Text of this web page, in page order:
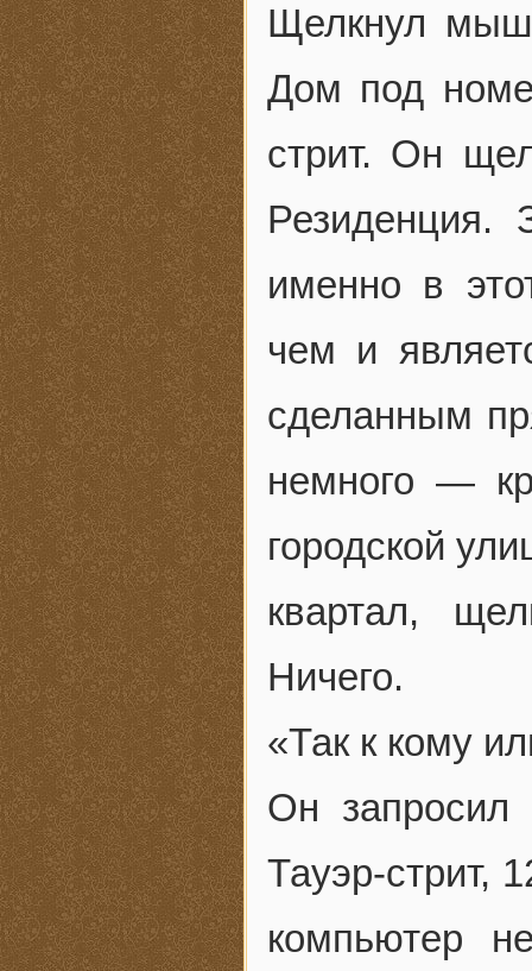
Щелкнул
Дом под
стрит. Он
Резиденция.
именно в
чем и
сделанным
немного —
городской
квартал,
Ничего.
«Так к кому
Он
Тауэр-стрит,
компьютер